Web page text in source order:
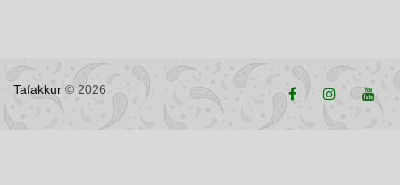
Tafakkur © 2026